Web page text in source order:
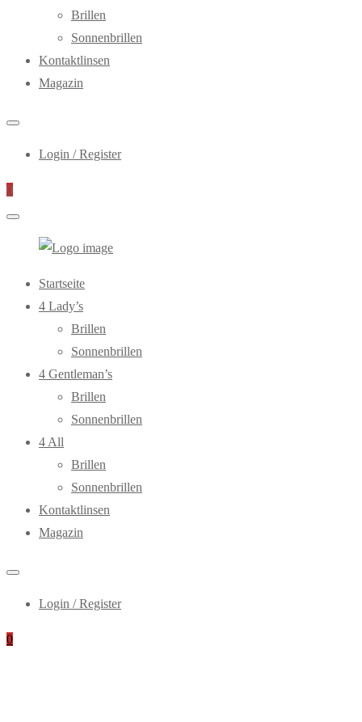
Brillen
Sonnenbrillen
Kontaktlinsen
Magazin
Login / Register
0
Primary
Menu
Startseite
4 Lady’s
Brillen
Sonnenbrillen
4 Gentleman’s
Brillen
Sonnenbrillen
4 All
Brillen
Sonnenbrillen
Kontaktlinsen
Magazin
Login / Register
0